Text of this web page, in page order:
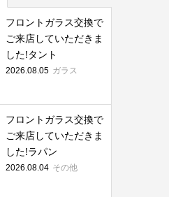
フロントガラス交換で
ご来店していただきま
した!タント
2026.08.05 ガラス
フロントガラス交換で
ご来店していただきま
した!ラパン
2026.08.04 その他